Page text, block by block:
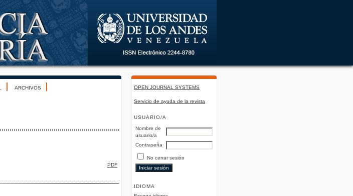
OPEN JOURNAL SYSTEMS
Servicio de ayuda de la revista
USUARIO/A
Nombre de
usuario/a
Contraseña
No cerrar sesión
IDIOMA
ARCHIVOS
PDF